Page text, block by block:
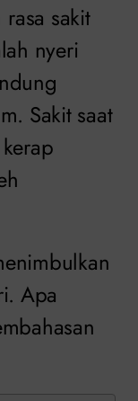
sakit
nyeri
Sakit saat
Apa